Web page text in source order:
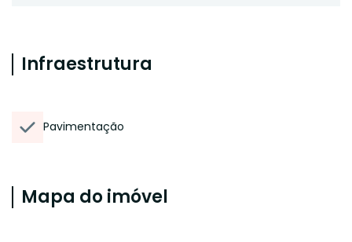
Infraestrutura
Pavimentação
Mapa do imóvel